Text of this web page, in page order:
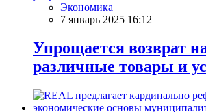
Экономика
7 январь 2025 16:12
Упрощается возврат
различные товары и